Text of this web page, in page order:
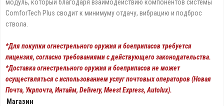
модуль, который благодаря взаимодействию компонентов системы
ComforTech Plus сводит к минимуму отдачу, вибрацию и подброс
ствола.
*Для покупки огнестрельного оружия и боеприпасов требуется
лицензия, согласно требованиями с действующего законодательства.
*Доставка огнестрельного оружия и боеприпасов не может
осуществляться с использованием услуг почтовых операторов (Новая
Почта, Укрпочта, Интайм, Delivery, Meest Express, Autolux).
Магазин